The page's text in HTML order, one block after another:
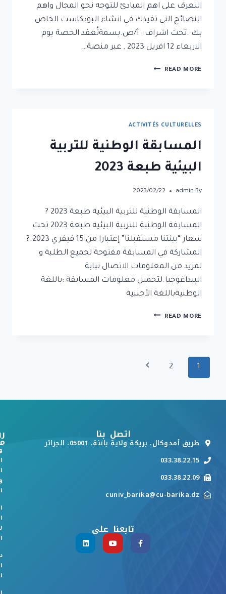
التعرف على اهم المبادئ للتوجه نحو المجال واهم
النصائح التي تفيدك في انشاء البودكاست الخاص
بك .تحت اشراف : أ/ص.بسمةتُعقد الحصة يوم
الاربعاء 12 افريل 2023 , عبر منصة…
READ MORE
ACTIVITÉS CULTURELLES
المسابقة الوطنية للتربية
البيئية طبعة 2023
By
admin
2023/02/22
المسابقة الوطنية للتربية البيئية طبعة 2023 ?
المسابقة الوطنية للتربية البيئية طبعة 2023 تحت
شعار “بيئتنا مستقبلنا” إعتبارا من 15 فيفري 2023.?
المشاركة في المسابقة مفتوحة لجميع الطلبة و
لمزيد من المعلومات الاتصال نيابة
البيداغوجيا.لتحميل معلومات المسابقة :باللغة
الوطنيةباللغة الأجنبية
READ MORE
1
2
اتصل بنا
طريق أمدوكال، بريكة ولاية باتنة، 05001، الجزائر
033.38.22.15
033.38.22.09
cuniv_barika@cu-barika.dz
تابعنا على